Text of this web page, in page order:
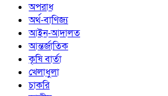
অপরাধ
অর্থ-বাণিজ্য
আইন-আদালত
আন্তর্জাতিক
কৃষি বার্তা
খেলাধুলা
চাকরি